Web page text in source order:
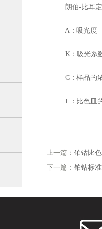
朗伯-比耳定
A：吸光度（
K：吸光系
C：样品的浓
L：比色皿的
上一篇： 铂钴比
下一篇： 铂钴标